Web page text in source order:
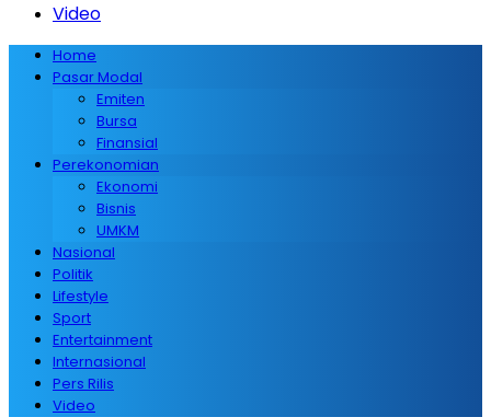
Video
Home
Pasar Modal
Emiten
Bursa
Finansial
Perekonomian
Ekonomi
Bisnis
UMKM
Nasional
Politik
Lifestyle
Sport
Entertainment
Internasional
Pers Rilis
Video